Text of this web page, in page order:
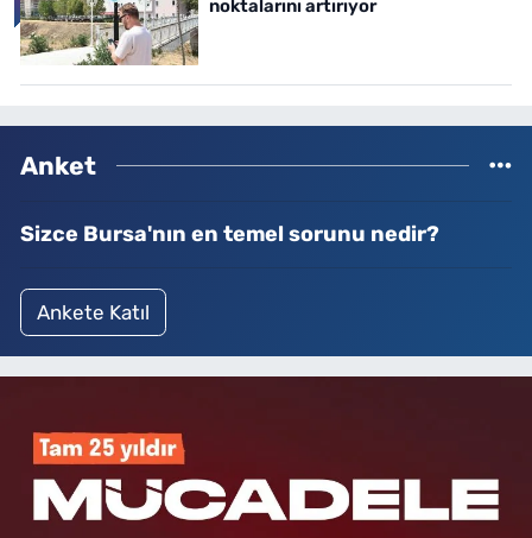
noktalarını artırıyor
Anket
Sizce Bursa'nın en temel sorunu nedir?
Ankete Katıl